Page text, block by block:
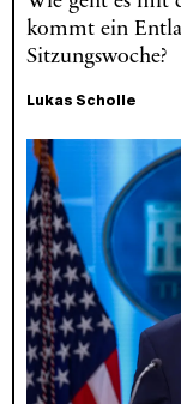
kommt ein
Sitzungswoche?
Lukas Scholle